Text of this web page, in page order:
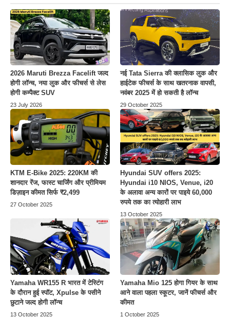
2026 Maruti Brezza Facelift जल्द
होगी लॉन्च, नया लुक और फीचर्स से लेस
होगी कम्पैक्ट SUV
23 July 2026
नई Tata Sierra की क्लासिक लुक और
हाईटेक फीचर्स के साथ खतरनाक वापसी,
नवंबर 2025 में हो सकती है लॉन्च
29 October 2025
KTM E-Bike 2025: 220KM की
शानदार रेंज, फास्ट चार्जिंग और प्रीमियम
डिज़ाइन कीमत सिर्फ ₹2,499
27 October 2025
Hyundai SUV offers 2025:
Hyundai i10 NIOS, Venue, i20
के अलावा अन्य कारों पर पाइये 60,000
रुपये तक का त्योहारी लाभ
13 October 2025
Yamaha WR155 R भारत में टेस्टिंग
के दौरान हुई स्पॉट, Xpulse के पसीने
छुटाने जल्द होगी लॉन्च
13 October 2025
Yamaha Mio 125 होगा गियर के साथ
आने वाला पहला स्कूटर, जानें फीचर्स और
कीमत
1 October 2025